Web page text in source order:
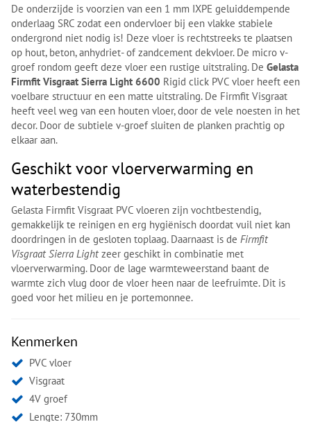
De onderzijde is voorzien van een 1 mm IXPE geluiddempende
onderlaag SRC zodat een ondervloer bij een vlakke stabiele
ondergrond niet nodig is! Deze vloer is rechtstreeks te plaatsen
op hout, beton, anhydriet- of zandcement dekvloer. De micro v-
groef rondom geeft deze vloer een rustige uitstraling. De Gelasta
Firmfit Visgraat Sierra Light 6600 Rigid click PVC vloer heeft een
voelbare structuur en een matte uitstraling. De Firmfit Visgraat
heeft veel weg van een houten vloer, door de vele noesten in het
decor. Door de subtiele v-groef sluiten de planken prachtig op
elkaar aan.
Geschikt voor vloerverwarming en
waterbestendig
Gelasta Firmfit Visgraat PVC vloeren zijn vochtbestendig,
gemakkelijk te reinigen en erg hygiënisch doordat vuil niet kan
doordringen in de gesloten toplaag. Daarnaast is de Firmfit
Visgraat Sierra Lightzeer geschikt in combinatie met
vloerverwarming. Door de lage warmteweerstand baant de
warmte zich vlug door de vloer heen naar de leefruimte. Dit is
goed voor het milieu en je portemonnee.
Kenmerken
PVC vloer
Visgraat
4V groef
Lengte: 730mm